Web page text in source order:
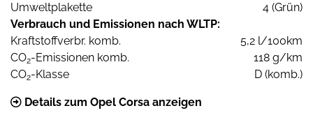
Umweltplakette
4 (Grün)
Verbrauch und Emissionen nach WLTP:
Kraftstoffverbr. komb.
5,2 l/100km
CO2-Emissionen komb.
118 g/km
CO2-Klasse D (komb.)
Details zum Opel Corsa anzeigen